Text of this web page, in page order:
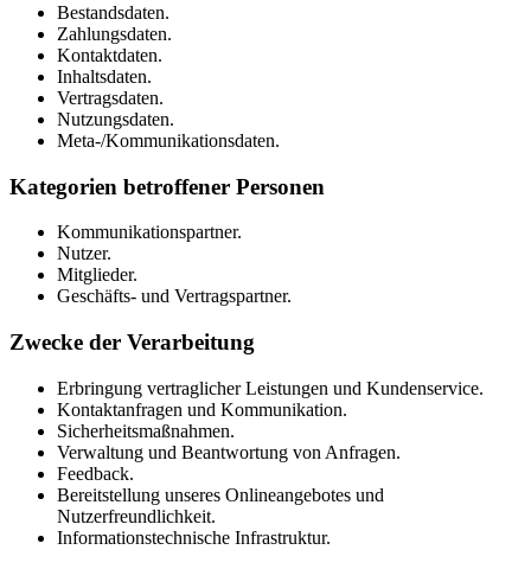
Bestandsdaten.
Zahlungsdaten.
Kontaktdaten.
Inhaltsdaten.
Vertragsdaten.
Nutzungsdaten.
Meta-/Kommunikationsdaten.
Kategorien betroffener Personen
Kommunikationspartner.
Nutzer.
Mitglieder.
Geschäfts- und Vertragspartner.
Zwecke der Verarbeitung
Erbringung vertraglicher Leistungen und Kundenservice.
Kontaktanfragen und Kommunikation.
Sicherheitsmaßnahmen.
Verwaltung und Beantwortung von Anfragen.
Feedback.
Bereitstellung unseres Onlineangebotes und
Nutzerfreundlichkeit.
Informationstechnische Infrastruktur.